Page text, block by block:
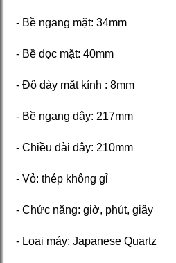
- Bề ngang mặt: 34mm
- Bề dọc mặt: 40mm
- Độ dày mặt kính : 8mm
- Bề ngang dây: 217mm
- Chiều dài dây: 210mm
- Vỏ: thép không gỉ
- Chức năng: giờ, phút, giây
- Loại máy: Japanese Quartz